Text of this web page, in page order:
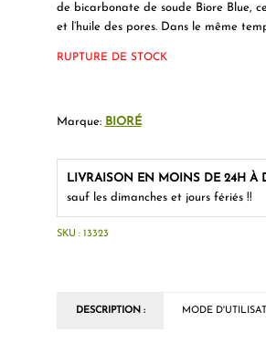
de bicarbonate de soude Biore Blue,
et l’huile des pores. Dans le même
RUPTURE DE STOCK
Marque: BIORÉ
LIVRAISON EN MOINS DE 24H À
sauf les dimanches et jours fériés !!
SKU : 13323
DESCRIPTION : MODE